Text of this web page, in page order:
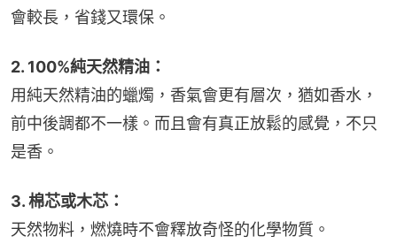
會較長，省錢又環保。
2. 100%純天然精油：
用純天然精油的蠟燭，香氣會更有層次，猶如香水，
前中後調都不一樣。而且會有真正放鬆的感覺，不只
是香。
3. 棉芯或木芯：
天然物料，燃燒時不會釋放奇怪的化學物質。